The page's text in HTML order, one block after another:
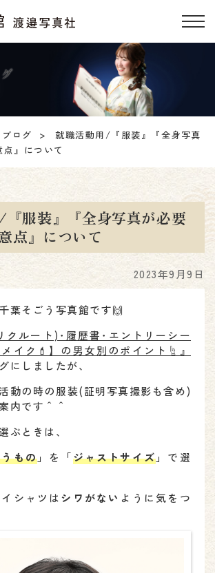
ログ
就職活動用/『服装』『全身写真
』について
服装』『全身写真が必要
点』について
2023年9月9日
葉そごう写真館です🙌
クルート)･履歴書･エントリーシー
メイク💄】の男女別のポイント☝』
にしましたが、
動の時の服装(証明写真撮影も含め)
内です＾＾
ぶときは、
もの」 を 「ジャストサイズ」 で選
シャツはシワがない ように気をつ